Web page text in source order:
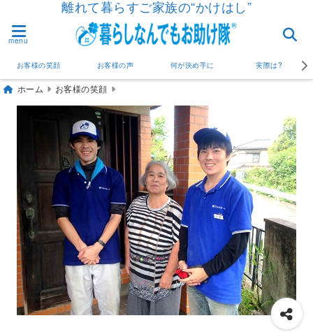
離れて暮らすご家族の“かけはし”
menu
お客様の笑顔 お客様の声 何が決め手に 実際は?
ホーム お客様の笑顔